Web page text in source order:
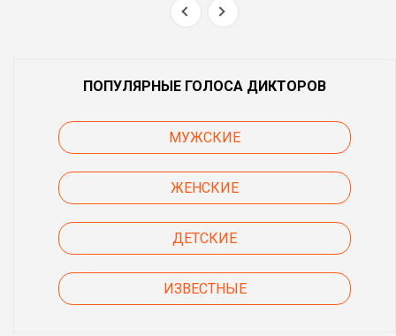
ПОПУЛЯРНЫЕ ГОЛОСА ДИКТОРОВ
МУЖСКИЕ
ЖЕНСКИЕ
ДЕТСКИЕ
ИЗВЕСТНЫЕ